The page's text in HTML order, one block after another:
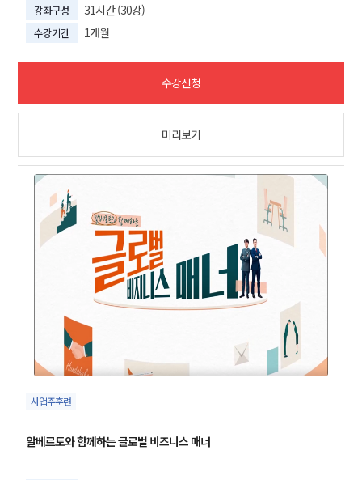
강좌구성 31시간 (30강)
수강기간 1개월
수강신청
미리보기
사업주훈련
알베르토와 함께하는 글로벌 비즈니스 매너